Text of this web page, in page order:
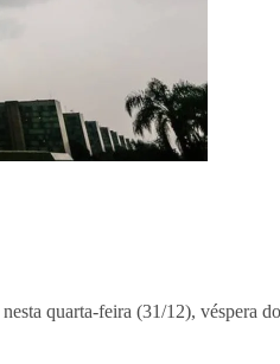
nesta quarta-feira (31/12), véspera